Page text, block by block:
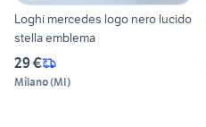
Loghi mercedes logo nero lucido
stella emblema
29 €
Milano(MI)